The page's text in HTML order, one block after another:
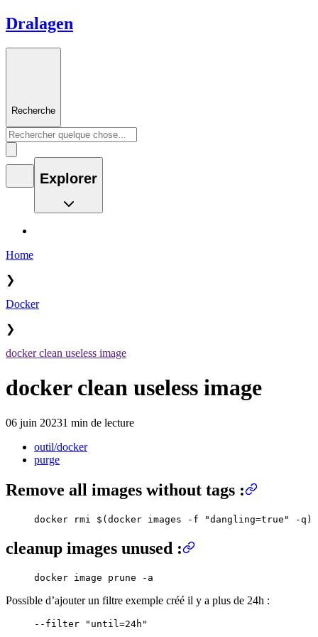
Dralagen
Recherche
Explorer
Home
❯
Docker
❯
docker clean useless image
docker clean useless image
06 juin 20231 min de lecture
outil/docker
purge
Remove all images without tags :
docker rmi $(docker images -f "dangling=true " -q )
cleanup images unused :
docker image prune -a
Possible d’ajouter un filtre exemple créé il y a plus de 24h :
--filter " until=24h "